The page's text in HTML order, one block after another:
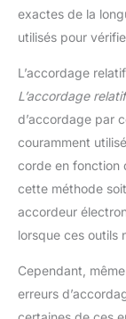
exactes de la
utilisés pour
L’accordage relatif
L’accordage relatif
d’accordage par
couramment
corde en fonction
cette méthode
accordeur
lorsque ces outils
Cependant,
erreurs